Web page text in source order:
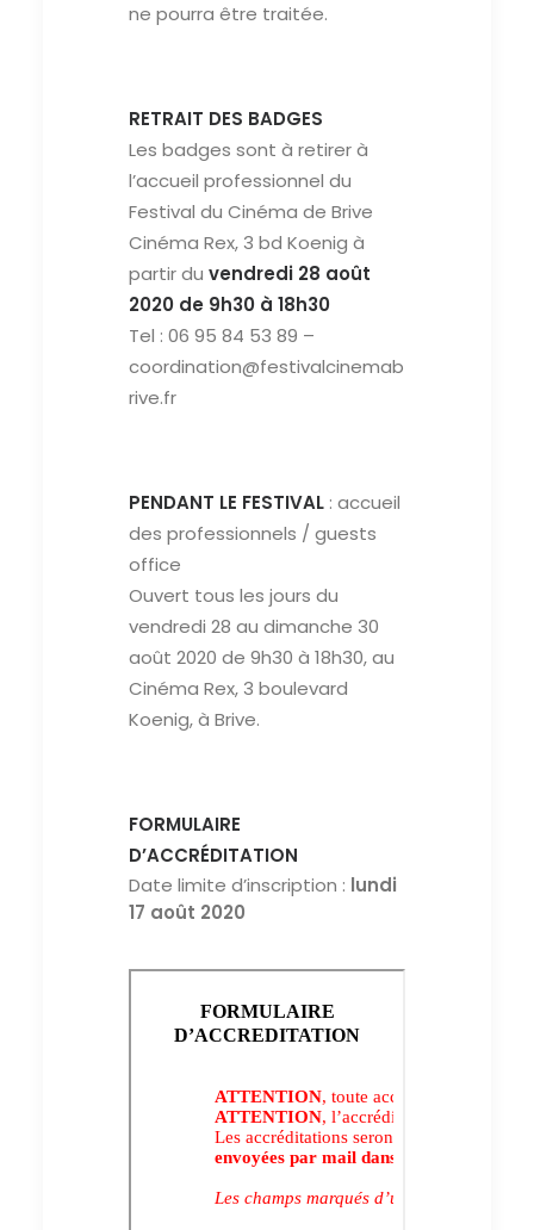
ne pourra être traitée.
RETRAIT DES BADGES
Les badges sont à retirer à
l’accueil professionnel du
Festival du Cinéma de Brive
Cinéma Rex, 3 bd Koenig à
partir du vendredi 28 août
2020 de 9h30 à 18h30
Tel : 06 95 84 53 89 –
coordination@festivalcinemab
rive.fr
PENDANT LE FESTIVAL : accueil
des professionnels / guests
office
Ouvert tous les jours du
vendredi 28 au dimanche 30
août 2020 de 9h30 à 18h30, au
Cinéma Rex, 3 boulevard
Koenig, à Brive.
FORMULAIRE
D’ACCRÉDITATION
Date limite d’inscription : lundi
17 août 2020